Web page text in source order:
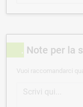
Note per la
Vuoi raccomandarci